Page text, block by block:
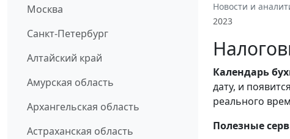
Москва
Санкт-Петербург
Алтайский край
Амурская область
Архангельская область
Астраханская область
Новости и
2023
Календарь
дату, и
реального
Полезные